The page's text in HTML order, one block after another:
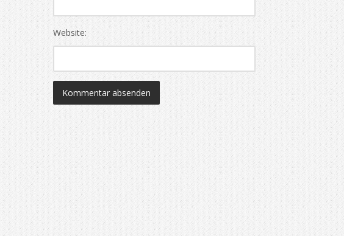
Website: